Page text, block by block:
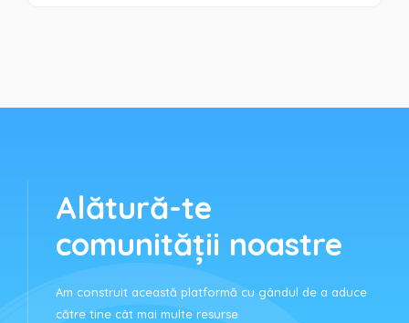
Alătură-te
comunității noastre
Am construit această platformă cu gândul de a aduce
către tine cât mai multe resurse